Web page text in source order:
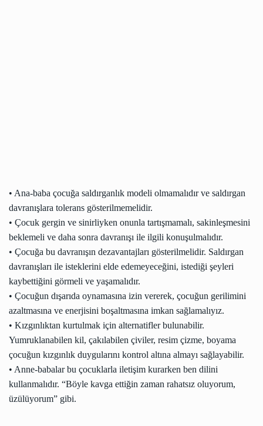
• Ana-baba çocuğa saldırganlık modeli olmamalıdır ve saldırgan
davranışlara tolerans gösterilmemelidir.
• Çocuk gergin ve sinirliyken onunla tartışmamalı, sakinleşmesini
beklemeli ve daha sonra davranışı ile ilgili konuşulmalıdır.
• Çocuğa bu davranışın dezavantajları gösterilmelidir. Saldırgan
davranışları ile isteklerini elde edemeyeceğini, istediği şeyleri
kaybettiğini görmeli ve yaşamalıdır.
• Çocuğun dışarıda oynamasına izin vererek, çocuğun gerilimini
azaltmasına ve enerjisini boşaltmasına imkan sağlamalıyız.
• Kızgınlıktan kurtulmak için alternatifler bulunabilir.
Yumruklanabilen kil, çakılabilen çiviler, resim çizme, boyama
çocuğun kızgınlık duygularını kontrol altına almayı sağlayabilir.
• Anne-babalar bu çocuklarla iletişim kurarken ben dilini
kullanmalıdır. “Böyle kavga ettiğin zaman rahatsız oluyorum,
üzülüyorum” gibi.